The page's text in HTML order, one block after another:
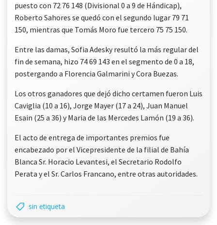
puesto con 72 76 148 (Divisional 0 a 9 de Hándicap),
Roberto Sahores se quedó con el segundo lugar 79 71
150, mientras que Tomás Moro fue tercero 75 75 150.
Entre las damas, Sofia Adesky resultó la más regular del
fin de semana, hizo 74 69 143 en el segmento de 0 a 18,
postergando a Florencia Galmarini y Cora Buezas.
Los otros ganadores que dejó dicho certamen fueron Luis
Caviglia (10 a 16), Jorge Mayer (17 a 24), Juan Manuel
Esain (25 a 36) y Maria de las Mercedes Lamón (19 a 36).
El acto de entrega de importantes premios fue
encabezado por el Vicepresidente de la filial de Bahía
Blanca Sr. Horacio Levantesi, el Secretario Rodolfo
Perata y el Sr. Carlos Francano, entre otras autoridades.
sin etiqueta